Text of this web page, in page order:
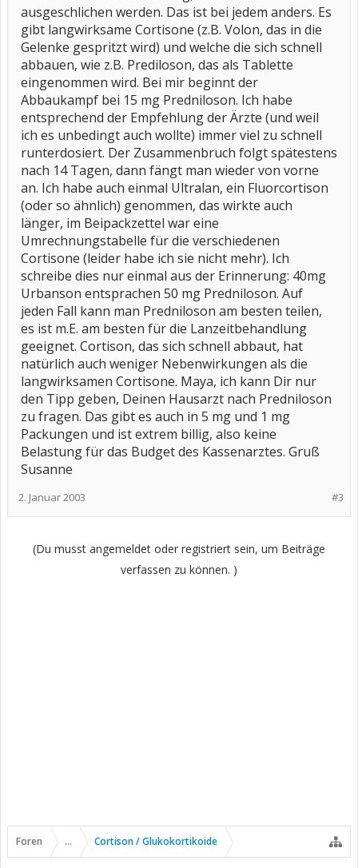
ausgeschlichen werden. Das ist bei jedem anders. Es
gibt langwirksame Cortisone (z.B. Volon, das in die
Gelenke gespritzt wird) und welche die sich schnell
abbauen, wie z.B. Prediloson, das als Tablette
eingenommen wird. Bei mir beginnt der
Abbaukampf bei 15 mg Predniloson. Ich habe
entsprechend der Empfehlung der Ärzte (und weil
ich es unbedingt auch wollte) immer viel zu schnell
runterdosiert. Der Zusammenbruch folgt spätestens
nach 14 Tagen, dann fängt man wieder von vorne
an. Ich habe auch einmal Ultralan, ein Fluorcortison
(oder so ähnlich) genommen, das wirkte auch
länger, im Beipackzettel war eine
Umrechnungstabelle für die verschiedenen
Cortisone (leider habe ich sie nicht mehr). Ich
schreibe dies nur einmal aus der Erinnerung: 40mg
Urbanson entsprachen 50 mg Predniloson. Auf
jeden Fall kann man Predniloson am besten teilen,
es ist m.E. am besten für die Lanzeitbehandlung
geeignet. Cortison, das sich schnell abbaut, hat
natürlich auch weniger Nebenwirkungen als die
langwirksamen Cortisone. Maya, ich kann Dir nur
den Tipp geben, Deinen Hausarzt nach Predniloson
zu fragen. Das gibt es auch in 5 mg und 1 mg
Packungen und ist extrem billig, also keine
Belastung für das Budget des Kassenarztes. Gruß
Susanne
#3
2. Januar 2003
(Du musst angemeldet oder registriert sein, um Beiträge
verfassen zu können. )
Foren ... Cortison / Glukokortikoide